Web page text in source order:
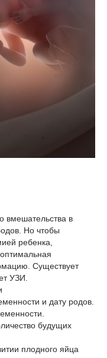
вмешательства в
Но чтобы
ребенка,
Существует
УЗИ.
и дату родов.
будущих
плодного яйца